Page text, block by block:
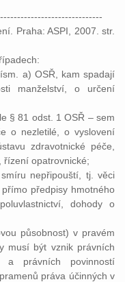
Praha: ASPI, 2007. str.
a) OSŘ, kam spadají
manželství, o určení
§ 81 odst. 1 OSŘ – sem
o nezletilé, o vyslovení
zdravotnické péče,
řízení opatrovnické;
nepřipouští, tj. věci
předpisy hmotného
dohody o
působnost) v pravém
musí být vznik právních
právních povinností
práva účinných v